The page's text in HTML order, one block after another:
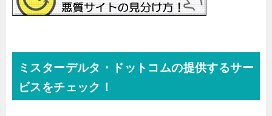
ミスターデルタ・ドットコムの提供するサー
ビスをチェック！